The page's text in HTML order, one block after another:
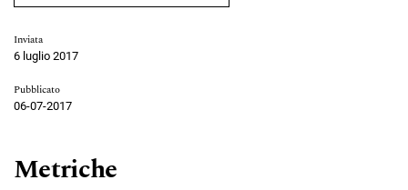
Inviata
6 luglio 2017
Pubblicato
06-07-2017
Metriche